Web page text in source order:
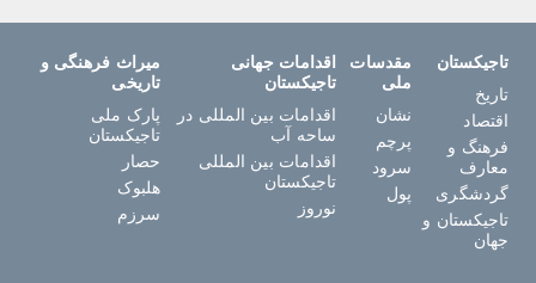
تاجیکستان
تاریخ
اقتصاد
فرهنگ و
معارف
گردشگری
تاجیکستان و
جهان
مقدسات
ملی
نشان
پرچم
سرود
پول
اقدامات جهانی
تاجیکستان
اقدامات بین المللی در
ساحه آب
اقدامات بین المللی
تاجیکستان
نوروز
میراث فرهنگی و
تاریخی
پارک ملی
تاجیکستان
حصار
هلبوک
سرزم